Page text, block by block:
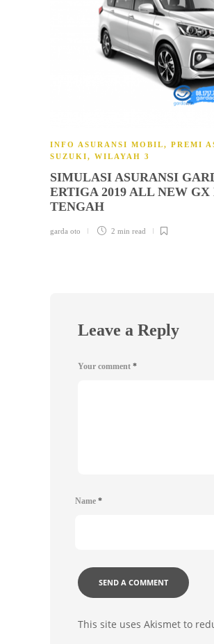
INFO ASURANSI MOBIL, PREMI
SUZUKI, WILAYAH 3
SIMULASI ASURANSI
ERTIGA 2019 ALL NEW GX
TENGAH
garda oto 2 min read
Leave a Reply
Your comment *
Name *
This site uses Akismet to